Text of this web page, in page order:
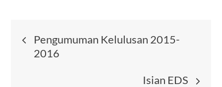
Post
navigation
Pengumuman Kelulusan 2015-
2016
Isian EDS